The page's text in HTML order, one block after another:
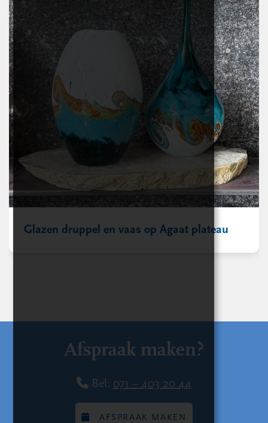
Glazen druppel en vaas op Agaat plateau
Afspraak maken?
Bel: 071 – 403 20 44
AFSPRAAK MAKEN